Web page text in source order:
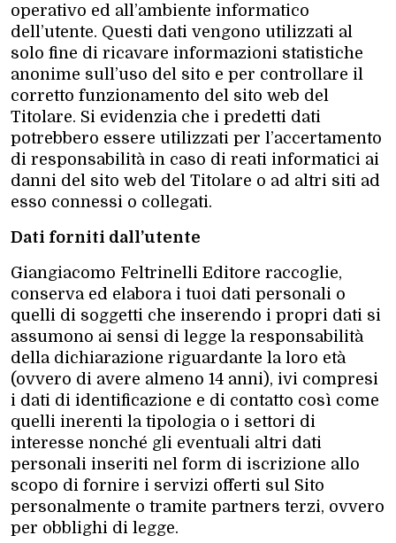
operativo ed all’ambiente informatico
dell’utente. Questi dati vengono utilizzati al
solo fine di ricavare informazioni statistiche
anonime sull’uso del sito e per controllare il
corretto funzionamento del sito web del
Titolare. Si evidenzia che i predetti dati
potrebbero essere utilizzati per l’accertamento
di responsabilità in caso di reati informatici ai
danni del sito web del Titolare o ad altri siti ad
esso connessi o collegati.
Dati forniti dall’utente
Giangiacomo Feltrinelli Editore raccoglie,
conserva ed elabora i tuoi dati personali o
quelli di soggetti che inserendo i propri dati si
assumono ai sensi di legge la responsabilità
della dichiarazione riguardante la loro età
(ovvero di avere almeno 14 anni), ivi compresi
i dati di identificazione e di contatto così come
quelli inerenti la tipologia o i settori di
interesse nonché gli eventuali altri dati
personali inseriti nel form di iscrizione allo
scopo di fornire i servizi offerti sul Sito
personalmente o tramite partners terzi, ovvero
per obblighi di legge.